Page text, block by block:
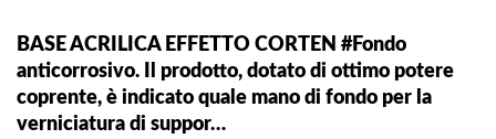
BASE ACRILICA EFFETTO CORTEN #Fondo
anticorrosivo. Il prodotto, dotato di ottimo potere
coprente, è indicato quale mano di fondo per la
verniciatura di suppor…